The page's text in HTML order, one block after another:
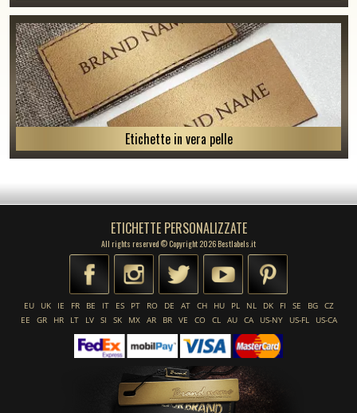
Etichette in vera pelle
ETICHETTE PERSONALIZZATE
All rights reserved © Copyright 2026 Bestlabels.it
EU UK IE FR BE IT ES PT RO DE AT CH HU PL NL DK FI SE BG
CZ
EE
GR HR LT LV SI SK MX AR BR VE CO CL AU CA US-NY US-FL US-CA